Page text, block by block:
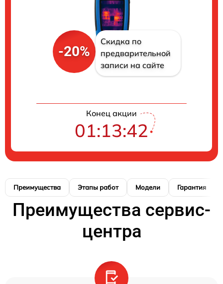
-20%
Скидка по
предварительной
записи на сайте
Конец акции
01:13:41
Преимущества Этапы работ Модели Гарантия
Преимущества сервис-
центра